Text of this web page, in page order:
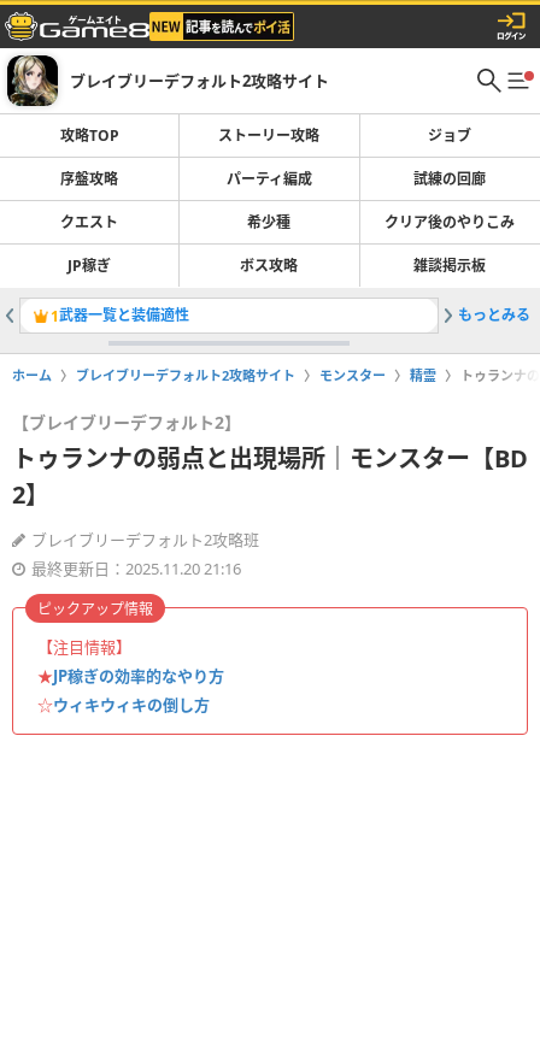
ブレイブリーデフォルト2攻略サイト
攻略TOP ストーリー攻略 ジョブ
序盤攻略 パーティ編成 試練の回廊
クエスト 希少種 クリア後のやりこみ
JP稼ぎ ボス攻略 雑談掲示板
1武器一覧と装備適性 2ストー
もっとみる
ホーム ブレイブリーデフォルト2攻略サイト モンスター 精霊 トゥランナ
【ブレイブリーデフォルト2】
トゥランナの弱点と出現場所｜モンスター【BD
2】
ブレイブリーデフォルト2攻略班
最終更新日：2025.11.20 21:16
【注目情報】
★JP稼ぎの効率的なやり方
☆ウィキウィキの倒し方
ピックアップ情報